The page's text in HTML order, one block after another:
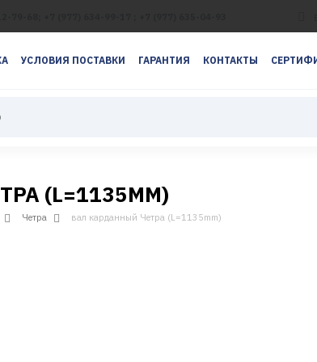
УСЛОВИЯ ПОСТАВКИ ГАРАНТИЯ КОНТАКТЫ
(L=1135MM)
Четра вал карданный Четра (L=1135mm)